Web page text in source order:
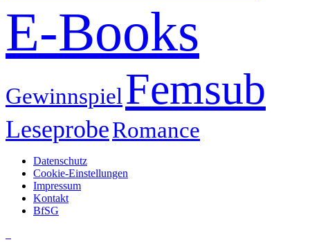
E-Books
Gewinnspiel Femsub
LeseprobeRomance
Datenschutz
Cookie-Einstellungen
Impressum
Kontakt
BfSG